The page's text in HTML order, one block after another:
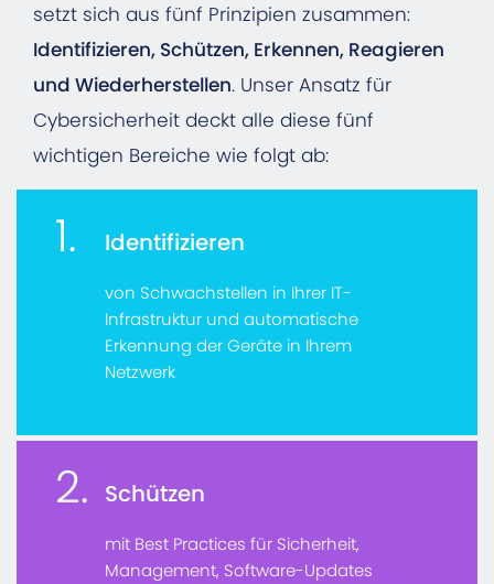
setzt sich aus fünf Prinzipien zusammen:
Identifizieren, Schützen, Erkennen, Reagieren
und Wiederherstellen. Unser Ansatz für
Cybersicherheit deckt alle diese fünf
wichtigen Bereiche wie folgt ab:
1. Identifizieren
von Schwachstellen in Ihrer IT-
Infrastruktur und automatische
Erkennung der Geräte in Ihrem
Netzwerk
2. Schützen
mit Best Practices für Sicherheit,
Management, Software-Updates